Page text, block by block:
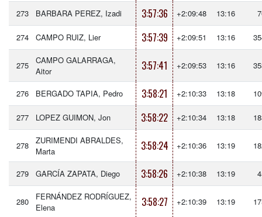
273 BARBARA PEREZ, Izadi 3:57:36 +2:09:48 13:16
274 CAMPO RUIZ, Lier 3:57:39 +2:09:51 13:16
275
CAMPO GALARRAGA,
Aitor
3:57:41 +2:09:53 13:16
276 BERGADO TAPIA, Pedro 3:58:21 +2:10:33 13:18
277 LOPEZ GUIMON, Jon 3:58:22 +2:10:34 13:18
278
ZURIMENDI ABRALDES,
Marta
3:58:24 +2:10:36 13:19
279 GARCÍA ZAPATA, Diego 3:58:26 +2:10:38 13:19
280
FERNÁNDEZ RODRÍGUEZ,
Elena
3:58:27 +2:10:39 13:19